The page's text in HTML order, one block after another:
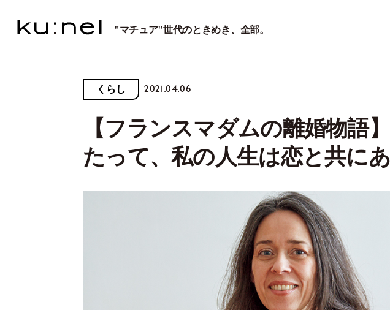
"マチュア"世代のときめき、全部。
くらし 2021.04.06
【フランスマダムの離婚物語
たって、私の人生は恋と共にあ